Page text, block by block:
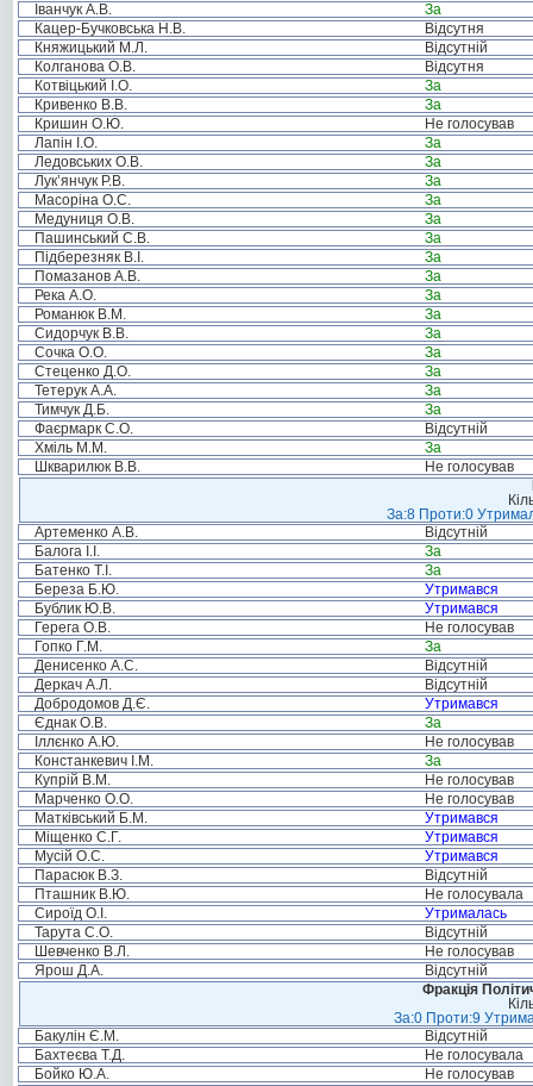
Іванчук А.В.
За
Кацер-Бучковська Н.В.
Відсутня
Княжицький М.Л.
Відсутній
Колганова О.В.
Відсутня
Котвіцький І.О.
За
Кривенко В.В.
За
Кришин О.Ю.
Не голосував
Лапін І.О.
За
Ледовських О.В.
За
Лук’янчук Р.В.
За
Масоріна О.С.
За
Медуниця О.В.
За
Пашинський С.В.
За
Підберезняк В.І.
За
Помазанов А.В.
За
Река А.О.
За
Романюк В.М.
За
Сидорчук В.В.
За
Сочка О.О.
За
Стеценко Д.О.
За
Тетерук А.А.
За
Тимчук Д.Б.
За
Фаєрмарк С.О.
Відсутній
Хміль М.М.
За
Шкварилюк В.В.
Не голосував
За:8 Проти:0
Артеменко А.В.
Відсутній
Балога І.І.
За
Батенко Т.І.
За
Береза Б.Ю.
Утримався
Бублик Ю.В.
Утримався
Герега О.В.
Не голосував
Гопко Г.М.
За
Денисенко А.С.
Відсутній
Деркач А.Л.
Відсутній
Добродомов Д.Є.
Утримався
Єднак О.В.
За
Іллєнко А.Ю.
Не голосував
Констанкевич І.М.
За
Купрій В.М.
Не голосував
Марченко О.О.
Не голосував
Матківський Б.М.
Утримався
Міщенко С.Г.
Утримався
Мусій О.С.
Утримався
Парасюк В.З.
Відсутній
Пташник В.Ю.
Не голосувала
Сироїд О.І.
Утрималась
Тарута С.О.
Відсутній
Шевченко В.Л.
Не голосував
Ярош Д.А.
Відсутній
Фракція
За:0 Проти:9
Бакулін Є.М.
Відсутній
Бахтеєва Т.Д.
Не голосувала
Бойко Ю.А.
Не голосував